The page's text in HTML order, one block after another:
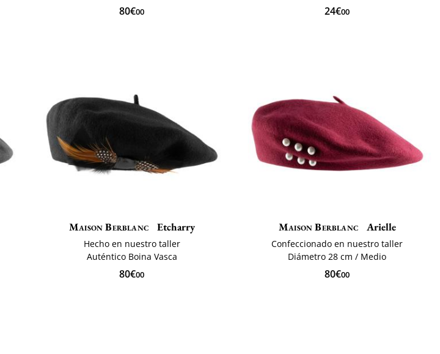
80€00 24€00
Maison Berblanc Etcharry
Hecho en nuestro taller
Auténtico Boina Vasca
80€00
Maison Berblanc Arielle
Confeccionado en nuestro taller
Diámetro 28 cm / Medio
80€00